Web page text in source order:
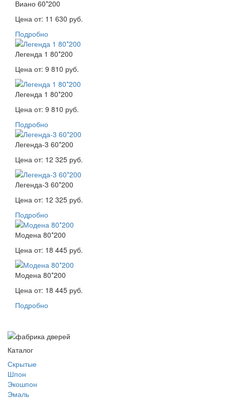
Виано 60*200
Цена от: 11 630 руб.
Подробно
Легенда 1 80*200
Цена от: 9 810 руб.
Легенда 1 80*200
Цена от: 9 810 руб.
Подробно
Легенда-3 60*200
Цена от: 12 325 руб.
Легенда-3 60*200
Цена от: 12 325 руб.
Подробно
Модена 80*200
Цена от: 18 445 руб.
Модена 80*200
Цена от: 18 445 руб.
Подробно
Каталог
Скрытые
Шпон
Экошпон
Эмаль